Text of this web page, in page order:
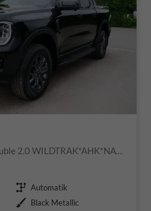
EcoBlue WILDTRAK Double 2.0 WILDTRAK*AHK*NAVI*LED*PDC*KAMERA*TEMPOMAT*SHZ*KLIMA
Getriebe Automatik
Außenfarbe Black Metallic